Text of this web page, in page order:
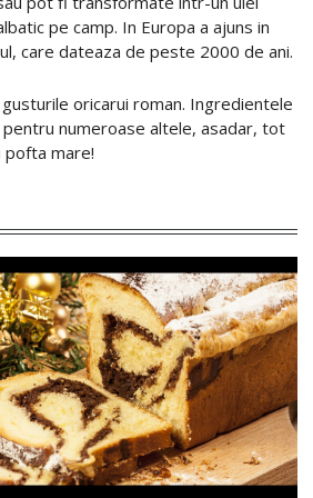
pe camp. In Europa a ajuns in
care dateaza de peste 2000 de ani.
oricarui roman. Ingredientele
numeroase altele, asadar, tot
pofta mare!